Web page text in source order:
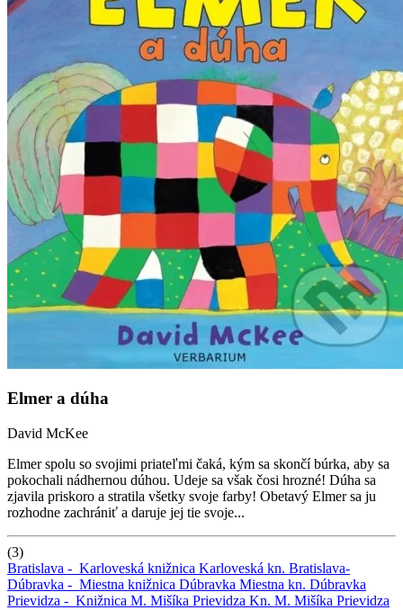
Elmer a dúha
David McKee
Elmer spolu so svojimi priateľmi čaká, kým sa skončí búrka, aby sa
pokochali nádhernou dúhou. Udeje sa však čosi hrozné! Dúha sa
zjavila priskoro a stratila všetky svoje farby! Obetavý Elmer sa ju
rozhodne zachrániť a daruje jej tie svoje...
(3)
Bratislava - Karloveská knižnica Karloveská kn. Bratislava-
Dúbravka - Miestna knižnica Dúbravka Miestna kn. Dúbravka
Prievidza - Knižnica M. Mišíka Prievidza Kn. M. Mišíka Prievidza